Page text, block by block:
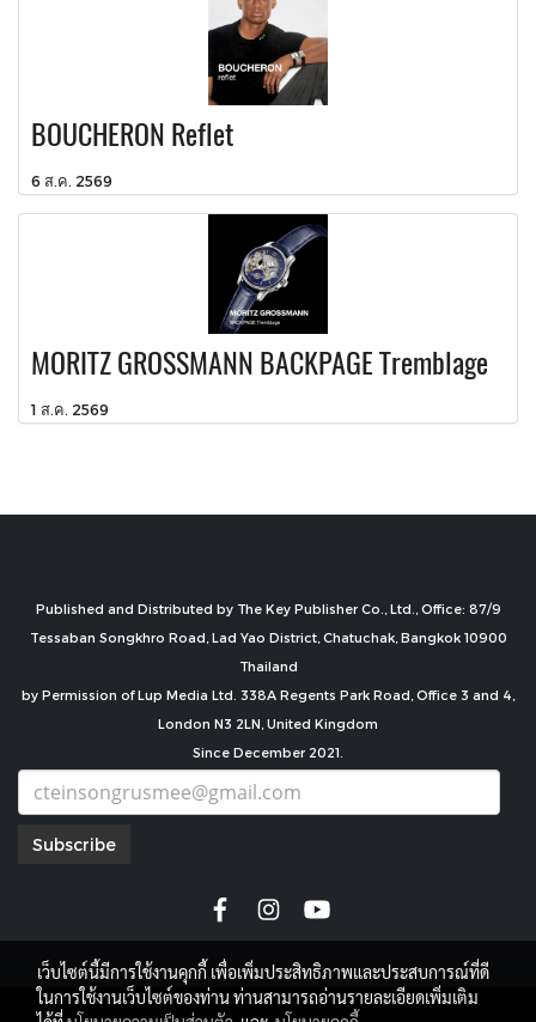
BOUCHERON Reflet
6 ส.ค. 2569
MORITZ GROSSMANN BACKPAGE Tremblage
1 ส.ค. 2569
Published and Distributed by The Key Publisher Co., Ltd., Office: 87/9
Tessaban Songkhro Road, Lad Yao District, Chatuchak, Bangkok 10900
Thailand
by Permission of Lup Media Ltd. 338A Regents Park Road, Office 3 and 4,
London N3 2LN, United Kingdom
Since December 2021.
Subscribe
copyright by
เว็บไซต์นี้มีการใช้งานคุกกี้ เพื่อเพิ่มประสิทธิภาพและประสบการณ์ที่ดี
ในการใช้งานเว็บไซต์ของท่าน ท่านสามารถอ่านรายละเอียดเพิ่มเติม